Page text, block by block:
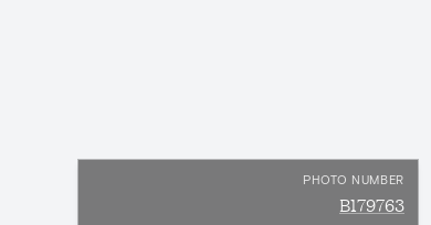
PHOTO NUMBER
B179763